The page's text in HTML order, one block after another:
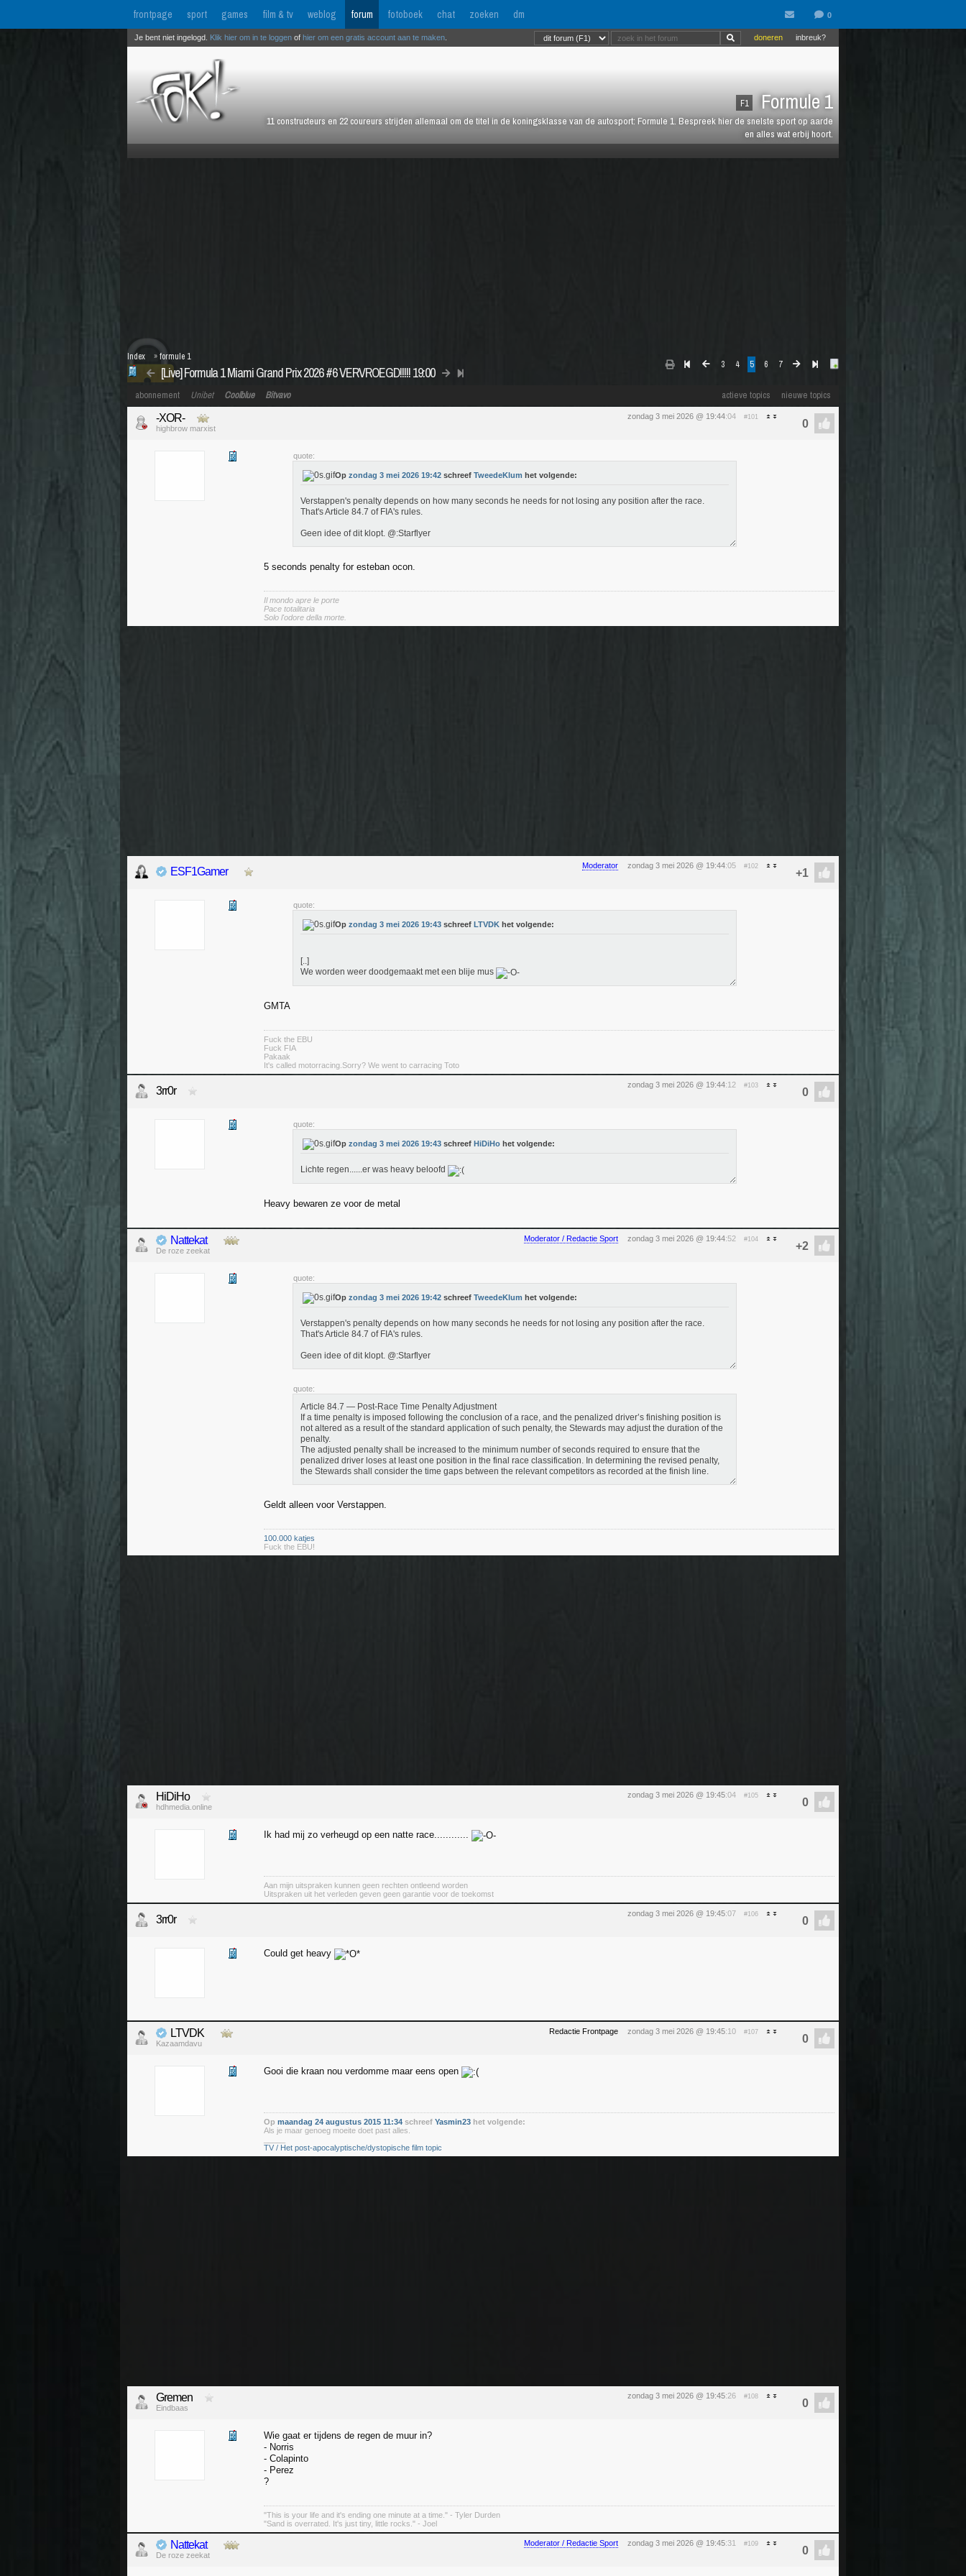
frontpage sport games film & tv weblog forum fotoboek chat zoeken dm
F1 Formule 1
11 constructeurs en 22 coureurs strijden allemaal om de titel in de koningsklasse van de autosport: Formule 1. Bespreek hier de snelste sport op aarde
en alles wat erbij hoort.
inbreuk?
doneren
Je bent niet ingelogd. Klik hier om in te loggen of hier om een gratis account aan te maken
3 4 5 6 7
[Live] Formula 1 Miami Grand Prix 2026 #6 VERVROEGD!!!!! 19:00
Index »formule 1
actieve topics nieuwe topics
abonnement Unibet Coolblue Bitvavo
zondag 3 mei 2026 @ 19:44:04 #101
-XOR-
highbrow marxist
quote:
Op zondag 3 mei 2026 19:42 schreef TweedeKlum het volgende:
Verstappen's penalty depends on how many seconds he needs for not losing any position after the race.
That's Article 84.7 of FIA's rules.
Geen idee of dit klopt. @:Starflyer
5 seconds penalty for esteban ocon.
Il mondo apre le porte
Pace totalitaria
Solo l'odore della morte.
Moderator zondag 3 mei 2026 @ 19:44:05 #102
ESF1Gamer
quote:
Op zondag 3 mei 2026 19:43 schreef LTVDK het volgende:
[..]
We worden weer doodgemaakt met een blije mus
GMTA
Fuck the EBU
Fuck FIA
Pakaak
It's called motorracing.Sorry? We went to carracing Toto
zondag 3 mei 2026 @ 19:44:12 #103
3rr0r
quote:
Op zondag 3 mei 2026 19:43 schreef HiDiHo het volgende:
Lichte regen......er was heavy beloofd
Heavy bewaren ze voor de metal
Moderator / Redactie Sport zondag 3 mei 2026 @ 19:44:52 #104
Nattekat
De roze zeekat
quote:
Op zondag 3 mei 2026 19:42 schreef TweedeKlum het volgende:
Verstappen's penalty depends on how many seconds he needs for not losing any position after the race.
That's Article 84.7 of FIA's rules.
Geen idee of dit klopt. @:Starflyer
quote:
Article 84.7 — Post-Race Time Penalty Adjustment
If a time penalty is imposed following the conclusion of a race, and the penalized driver’s finishing position is
not altered as a result of the standard application of such penalty, the Stewards may adjust the duration of the
penalty.
The adjusted penalty shall be increased to the minimum number of seconds required to ensure that the
penalized driver loses at least one position in the final race classification. In determining the revised penalty,
the Stewards shall consider the time gaps between the relevant competitors as recorded at the finish line.
Geldt alleen voor Verstappen.
100.000 katjes
Fuck the EBU!
zondag 3 mei 2026 @ 19:45:04 #105
HiDiHo
hdhmedia.online
Ik had mij zo verheugd op een natte race............
Aan mijn uitspraken kunnen geen rechten ontleend worden
Uitspraken uit het verleden geven geen garantie voor de toekomst
zondag 3 mei 2026 @ 19:45:07 #106
3rr0r
Could get heavy
Redactie Frontpage zondag 3 mei 2026 @ 19:45:10 #107
LTVDK
Kazaamdavu
Gooi die kraan nou verdomme maar eens open
Op maandag 24 augustus 2015 11:34 schreef Yasmin23 het volgende:
Als je maar genoeg moeite doet past alles.
TV / Het post-apocalyptische/dystopische film topic
zondag 3 mei 2026 @ 19:45:26 #108
Gremen
Eindbaas
Wie gaat er tijdens de regen de muur in?
- Norris
- Colapinto
- Perez
?
"This is your life and it's ending one minute at a time." - Tyler Durden
"Sand is overrated. It's just tiny, little rocks." - Joel
Moderator / Redactie Sport zondag 3 mei 2026 @ 19:45:31 #109
Nattekat
De roze zeekat